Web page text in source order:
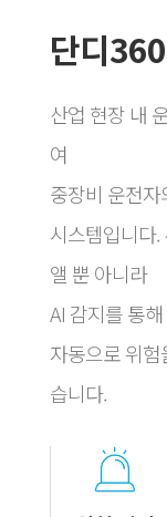
단디
산업 현장 내
여​
중장비 운전
시스템입니다
앨 뿐 아니라​
AI 감지를 통
자동으로 위
습니다.